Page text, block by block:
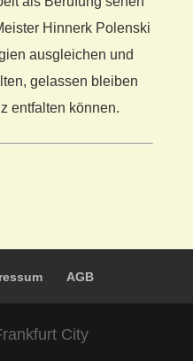
Hinnerk Polenski
ausgleichen und
gelassen bleiben
entfalten können.
AGB
City